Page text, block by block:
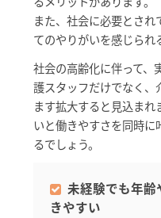
また、社会に必要とさ
てのやりがいを感じられ
社会の高齢化に伴って、
護スタッフだけでなく
ます拡大すると見込ま
いと働きやすさを同時
るでしょう。
未経験でも年齢
きやすい